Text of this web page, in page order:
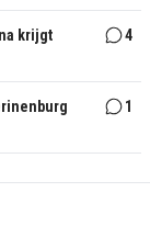
krijgt
4
1